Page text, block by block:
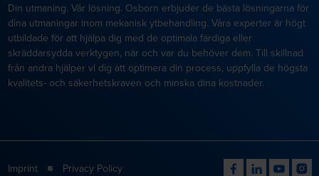
Din utmaning. Vår lösning. Osborn erbjuder de bästa lösningarna för
dina utmaningar inom mekanisk ytbehandling. Våra experter är högt
utbildade för att hjälpa dig med de optimala färdiga eller
skräddarsydda verktygen, när och var du behöver dem. Till skillnad
från andra hjälper vi dig att optimera din process, uppfylla de högsta
kvalitets- och säkerhetskraven och minska dina kostnader.
Imprint Privacy Policy